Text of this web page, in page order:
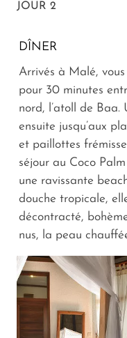
JOUR 2
DÎNER
Arrivés à Malé,
pour 30 minutes
nord, l’atoll de Baa.
ensuite jusqu’aux
et paillottes
séjour au Coco
une ravissante
douche tropicale,
décontracté,
nus, la peau